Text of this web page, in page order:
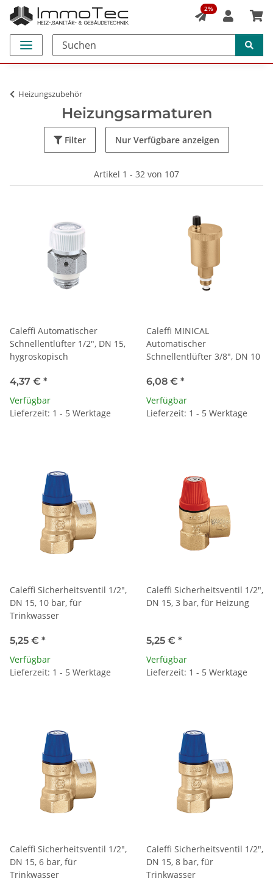
2%
Heizungszubehör
Heizungsarmaturen
Filter Nur Verfügbare anzeigen
Artikel 1 - 32 von 107
Caleffi Automatischer
Schnellentlüfter 1/2", DN 15,
hygroskopisch
4,37 € *
Verfügbar
Lieferzeit: 1 - 5 Werktage
Caleffi MINICAL
Automatischer
Schnellentlüfter 3/8", DN 10
6,08 € *
Verfügbar
Lieferzeit: 1 - 5 Werktage
Caleffi Sicherheitsventil 1/2",
DN 15, 10 bar, für
Trinkwasser
5,25 € *
Verfügbar
Lieferzeit: 1 - 5 Werktage
Caleffi Sicherheitsventil 1/2",
DN 15, 3 bar, für Heizung
5,25 € *
Verfügbar
Lieferzeit: 1 - 5 Werktage
Caleffi Sicherheitsventil 1/2",
DN 15, 6 bar, für
Trinkwasser
Caleffi Sicherheitsventil 1/2",
DN 15, 8 bar, für
Trinkwasser